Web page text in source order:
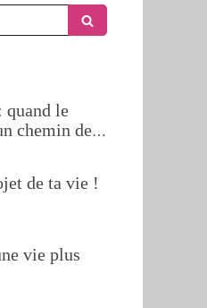
quand le
chemin de
de ta vie !
vie plus